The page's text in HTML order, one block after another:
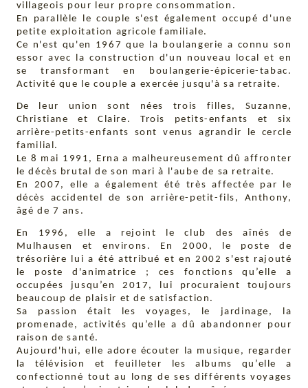
villageois pour leur propre consommation.
En parallèle le couple s'est également occupé d'une
petite exploitation agricole familiale.
Ce n'est qu'en 1967 que la boulangerie a connu son
essor avec la construction d'un nouveau local et en
se transformant en boulangerie-épicerie-tabac.
Activité que le couple a exercée jusqu'à sa retraite.
De leur union sont nées trois filles, Suzanne,
Christiane et Claire. Trois petits-enfants et six
arrière-petits-enfants sont venus agrandir le cercle
familial.
Le 8 mai 1991, Erna a malheureusement dû affronter
le décès brutal de son mari à l'aube de sa retraite.
En 2007, elle a également été très affectée par le
décès accidentel de son arrière-petit-fils, Anthony,
âgé de 7 ans.
En 1996, elle a rejoint le club des aînés de
Mulhausen et environs. En 2000, le poste de
trésorière lui a été attribué et en 2002 s'est rajouté
le poste d'animatrice ; ces fonctions qu’elle a
occupées jusqu’en 2017, lui procuraient toujours
beaucoup de plaisir et de satisfaction.
Sa passion était les voyages, le jardinage, la
promenade, activités qu’elle a dû abandonner pour
raison de santé.
Aujourd'hui, elle adore écouter la musique, regarder
la télévision et feuilleter les albums qu’elle a
confectionné tout au long de ses différents voyages